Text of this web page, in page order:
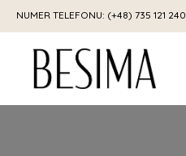
NUMER TELEFONU: (+48) 735 121 240